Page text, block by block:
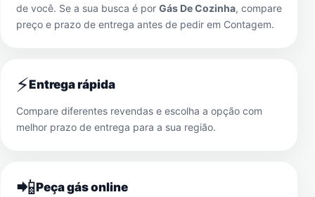
de você. Se a sua busca é por Gás De Cozinha, compare
preço e prazo de entrega antes de pedir em Contagem.
⚡Entrega rápida
Compare diferentes revendas e escolha a opção com
melhor prazo de entrega para a sua região.
📲Peça gás online